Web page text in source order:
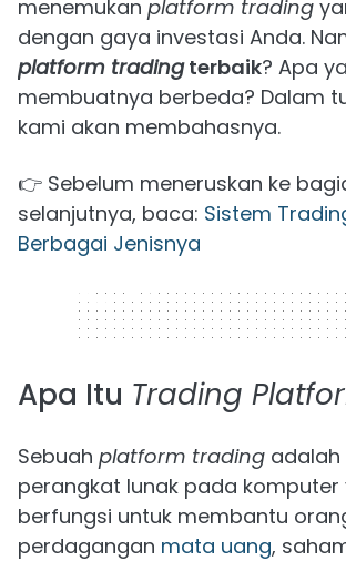
menemukan platform trading
dengan gaya investasi Anda.
platform tradingterbaik? Apa
membuatnya berbeda? Dalam
kami akan membahasnya.
👉 Sebelum meneruskan ke
selanjutnya, baca: Sistem
Berbagai Jenisnya
320 x 50
Apa Itu Trading
Sebuah platform trading
perangkat lunak pada komputer
berfungsi untuk membantu
perdagangan mata uang,